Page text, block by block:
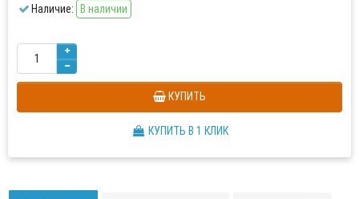
Наличие: В наличии
КУПИТЬ
КУПИТЬ В 1 КЛИК